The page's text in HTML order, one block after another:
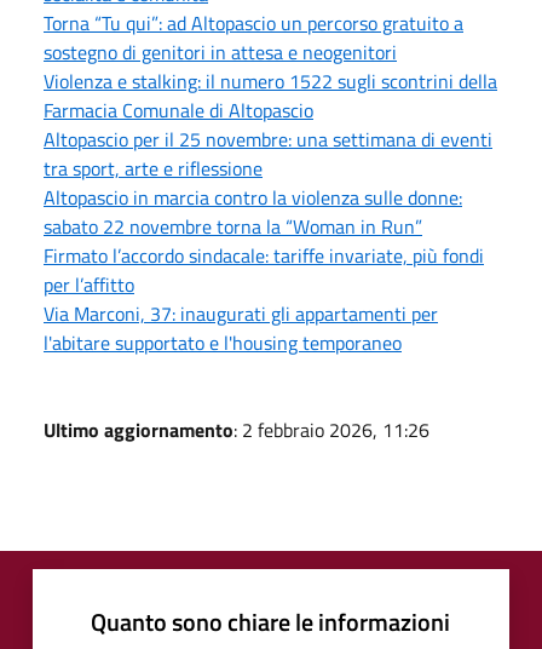
Torna “Tu qui”: ad Altopascio un percorso gratuito a
sostegno di genitori in attesa e neogenitori
Violenza e stalking: il numero 1522 sugli scontrini della
Farmacia Comunale di Altopascio
Altopascio per il 25 novembre: una settimana di eventi
tra sport, arte e riflessione
Altopascio in marcia contro la violenza sulle donne:
sabato 22 novembre torna la “Woman in Run”
Firmato l’accordo sindacale: tariffe invariate, più fondi
per l’affitto
Via Marconi, 37: inaugurati gli appartamenti per
l'abitare supportato e l'housing temporaneo
Ultimo aggiornamento: 2 febbraio 2026, 11:26
Quanto sono chiare le informazioni